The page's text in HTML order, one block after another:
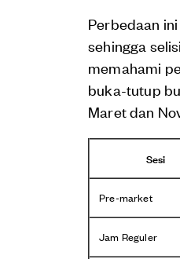
Perbedaan
sehingga
memahami
buka-tutup
Maret dan
Sesi
Pre-market
Jam Reguler